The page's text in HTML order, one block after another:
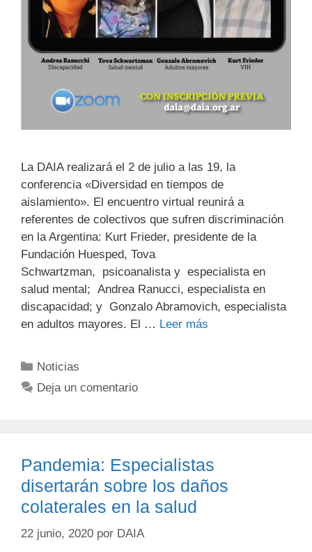
La DAIA realizará el 2 de julio a las 19, la
conferencia «Diversidad en tiempos de
aislamiento». El encuentro virtual reunirá a
referentes de colectivos que sufren discriminación
en la Argentina: Kurt Frieder, presidente de la
Fundación Huesped, Tova
Schwartzman, psicoanalista y especialista en
salud mental; Andrea Ranucci, especialista en
discapacidad; y Gonzalo Abramovich, especialista
en adultos mayores. El … Leer más
Noticias
Deja un comentario
Pandemia: Especialistas
disertarán sobre los daños
colaterales en la salud
22 junio, 2020 por DAIA